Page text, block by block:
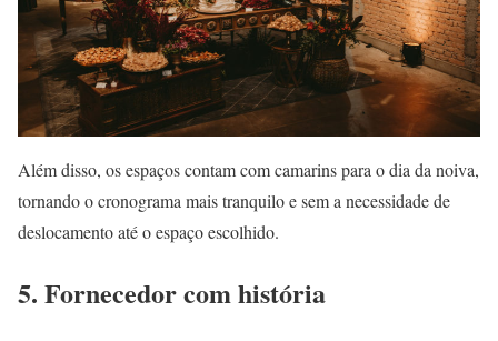
Além disso, os espaços contam com camarins para o dia da noiva,
tornando o cronograma mais tranquilo e sem a necessidade de
deslocamento até o espaço escolhido.
5. Fornecedor com história